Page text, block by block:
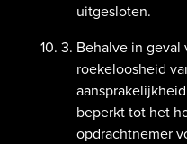
uitgesloten.
Behalve in
roekeloosheid
beperkt tot het
opdrachtnemer